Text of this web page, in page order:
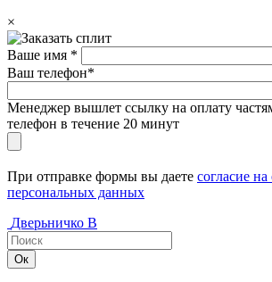
×
Ваше имя *
Ваш телефон*
Менеджер вышлет ссылку на оплату
телефон в течение 20 минут
При отправке формы вы даете согласие
персональных данных
Дверьничко В